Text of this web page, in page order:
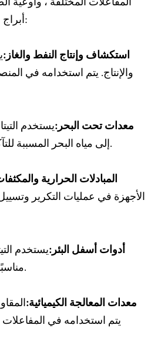
المستخدمة في صناعة البترول:
استكشاف وإنتاج النفط والغاز:
والإنتاج. يتم استخدامه في
معدات تحت البحر:يستخدم
إلى مياه البحر المسببة للتآكل وظروف الضغط العالي ، كما أن مقاومة التيتانيوم وقوته للتآكل تجعله مناسبًا لهذه التطبيقات.
المبادلات الحرارية
الأجهزة في عمليات التكرير
أدوات أسفل البئر:يستخدم
مناسبًا للأدوات مثل لقم الثقب والأنابيب ومعدات الإكمال الجيد المستخدمة في بيئات قاع البئر الصعبة.
معدات المعالجة الكيميائية:
يتم استخدامه في المفاعلات